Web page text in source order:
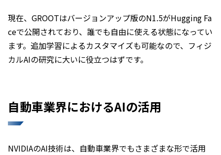
現在、GROOTはバージョンアップ版のN1.5がHugging Fa
ceで公開されており、誰でも自由に使える状態になってい
ます。追加学習によるカスタマイズも可能なので、フィジ
カルAIの研究に大いに役立つはずです。
自動車業界におけるAIの活用
NVIDIAのAI技術は、自動車業界でもさまざまな形で活用